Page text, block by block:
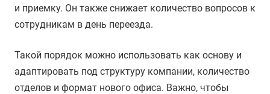
и приемку. Он также снижает количество вопросов к
сотрудникам в день переезда.
Такой порядок можно использовать как основу и
адаптировать под структуру компании, количество
отделов и формат нового офиса. Важно, чтобы